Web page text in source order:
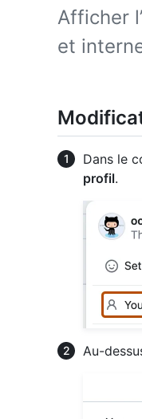
Afficher
et
Dans le
profil.
Au-